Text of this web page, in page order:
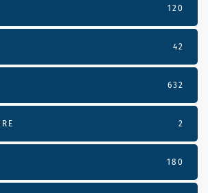
120
42
632
2
180